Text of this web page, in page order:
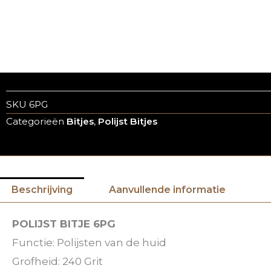
SKU 6PG
Categorieën Bitjes, Polijst Bitjes
Beschrijving Aanvullende informatie
POLIJST BITJE 6PG
Functie: Polijsten van de huid
Grofheid: 240 Grit